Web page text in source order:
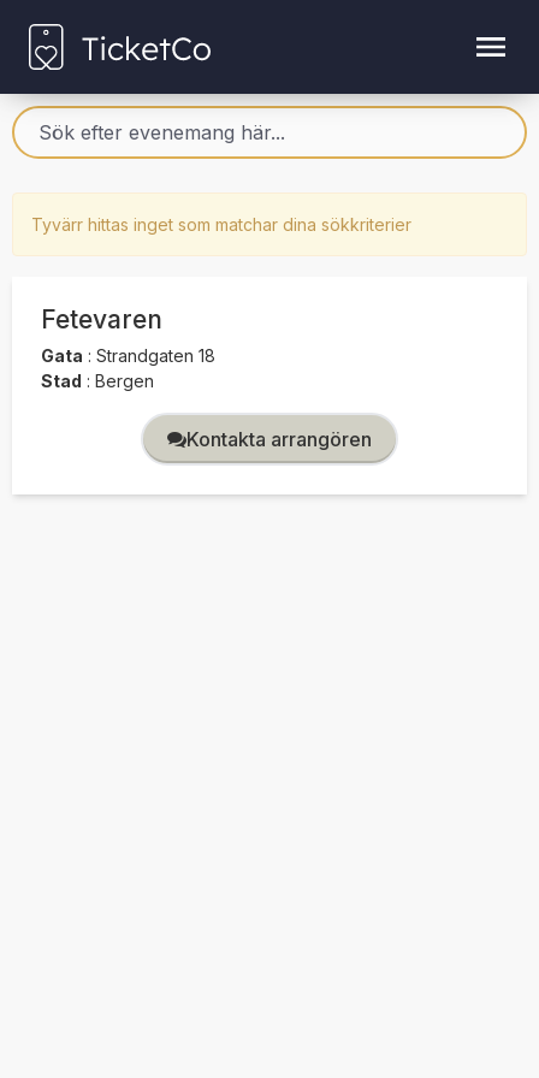
Tyvärr hittas inget som matchar dina sökkriterier
Fetevaren
Gata : Strandgaten 18
Stad : Bergen
Kontakta arrangören